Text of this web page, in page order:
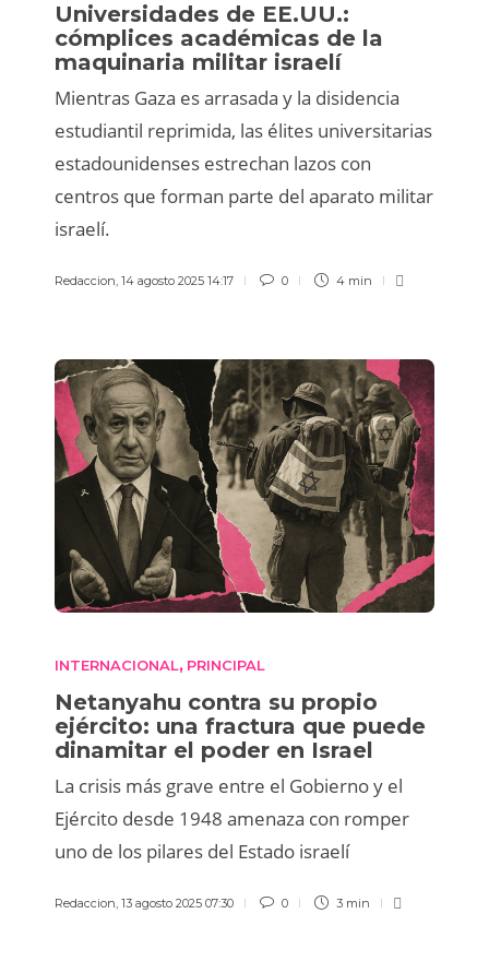
Universidades de EE.UU.:
cómplices académicas de la
maquinaria militar israelí
Mientras Gaza es arrasada y la disidencia
estudiantil reprimida, las élites universitarias
estadounidenses estrechan lazos con
centros que forman parte del aparato militar
israelí.
Redaccion, 14 agosto 2025 14:17 0 4 min
INTERNACIONAL, PRINCIPAL
Netanyahu contra su propio
ejército: una fractura que puede
dinamitar el poder en Israel
La crisis más grave entre el Gobierno y el
Ejército desde 1948 amenaza con romper
uno de los pilares del Estado israelí
Redaccion, 13 agosto 2025 07:30 0 3 min